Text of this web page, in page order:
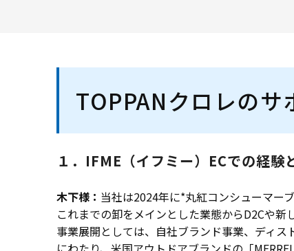
TOPPANクロレのサ
１．IFME（イフミー）ECでの経験
木下様： 当社は2024年に*丸紅コンシューマー
これまでの卸をメインとした業態からD2Cや新
事業展開としては、自社ブランド事業、ディ